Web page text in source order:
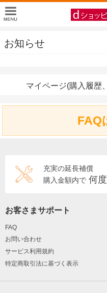
お知らせ
マイページ(購入履歴
FAQ
充実の延長補償
購入金額内で 何
お客さまサポート
FAQ
お問い合わせ
サービス利用規約
特定商取引法に基づく表示